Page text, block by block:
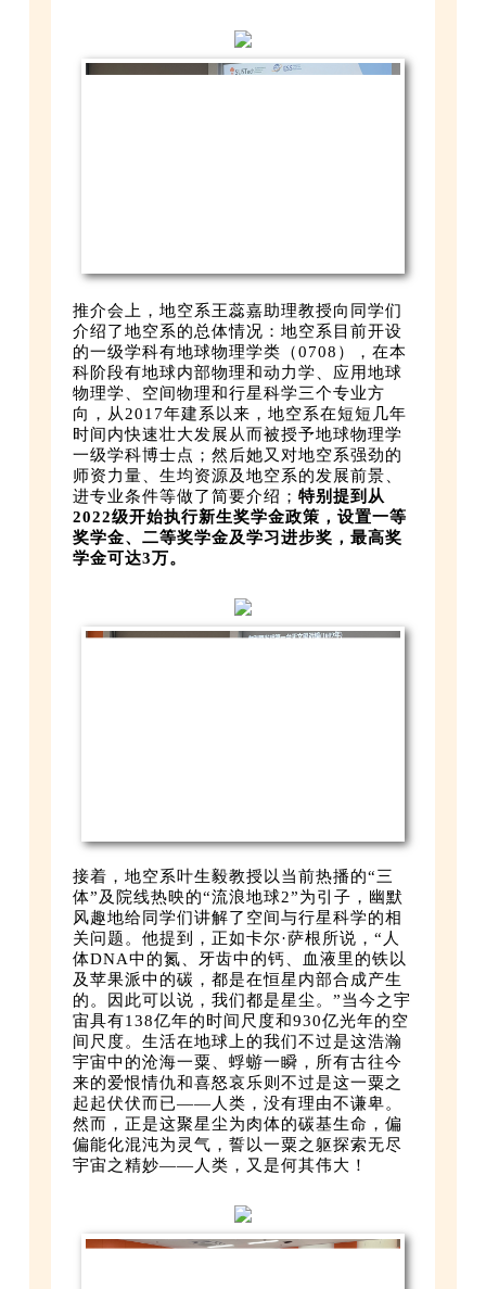
推介会上，地空系王蕊嘉助理教授向同学们
介绍了地空系的总体情况：地空系目前开设
的一级学科有地球物理学类（0708），在本
科阶段有地球内部物理和动力学、应用地球
物理学、空间物理和行星科学三个专业方
向，从2017年建系以来，地空系在短短几年
时间内快速壮大发展从而被授予地球物理学
一级学科博士点；然后她又对地空系强劲的
师资力量、生均资源及地空系的发展前景、
进专业条件等做了简要介绍；特别提到从
2022级开始执行新生奖学金政策，设置一等
奖学金、二等奖学金及学习进步奖，最高奖
学金可达3万。
接着，地空系叶生毅教授以当前热播的“三
体”及院线热映的“流浪地球2”为引子，幽默
风趣地给同学们讲解了空间与行星科学的相
关问题。他提到，正如卡尔·萨根所说，“人
体DNA中的氮、牙齿中的钙、血液里的铁以
及苹果派中的碳，都是在恒星内部合成产生
的。因此可以说，我们都是星尘。”当今之宇
宙具有138亿年的时间尺度和930亿光年的空
间尺度。生活在地球上的我们不过是这浩瀚
宇宙中的沧海一粟、蜉蝣一瞬，所有古往今
来的爱恨情仇和喜怒哀乐则不过是这一粟之
起起伏伏而已——人类，没有理由不谦卑。
然而，正是这聚星尘为肉体的碳基生命，偏
偏能化混沌为灵气，誓以一粟之躯探索无尽
宇宙之精妙——人类，又是何其伟大！